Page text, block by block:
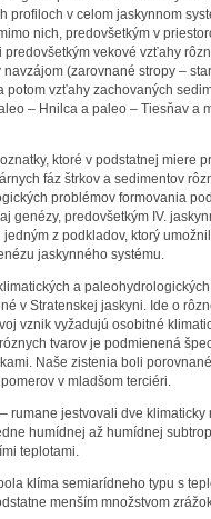
profiloch v celom jaskynnom
nich, predovšetkým v
vekové vzťahy
(zarovnané stropy –
potom vzťahy zachovaných
– Hnilca a paleo – Tiesňav a
ktoré v podstatnej miere
fáz štrkov a sedimentov
problémov formovania
genézy, predovšetkým IV.
jedným z podkladov, ktorý
jaskynného systému.
a
v Stratenskej jaskyni. Ide o
vznik vyžadujú osobitné
tvarov je podmienená
Naše zistenia boli
v mladšom terciéri.
rumane jestvovali dve klimaticky
humídnej až humídnej
teplotami.
klíma semiarídneho typu s
menším množstvom